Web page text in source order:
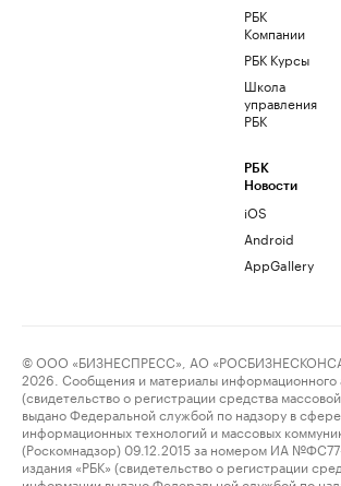
РБК
Компании
РБК Курсы
Школа
управления
РБК
РБК
Новости
iOS
Android
AppGallery
© ООО «БИЗНЕСПРЕСС», АО
2026. Сообщения и материалы информационного
(свидетельство о регистрации средства
выдано Федеральной службой по надзору в сфере
информационных технологий и массовых
(Роскомнадзор) 09.12.2015 за номером ИА
издания «РБК» (свидетельство о регистрации